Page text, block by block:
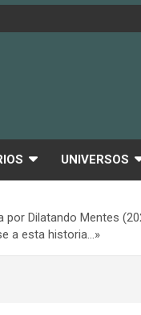
UNIVERSOS
por Dilatando Mentes
a esta historia…»